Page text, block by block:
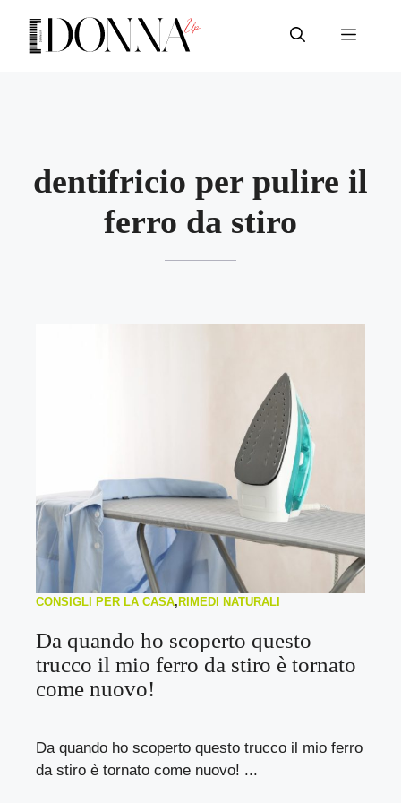
contenuto
Menu
dentifricio per pulire il
ferro da stiro
CONSIGLI PER LA CASA, RIMEDI NATURALI
Da quando ho scoperto questo
trucco il mio ferro da stiro è tornato
come nuovo!
Da quando ho scoperto questo trucco il mio ferro
da stiro è tornato come nuovo! ...